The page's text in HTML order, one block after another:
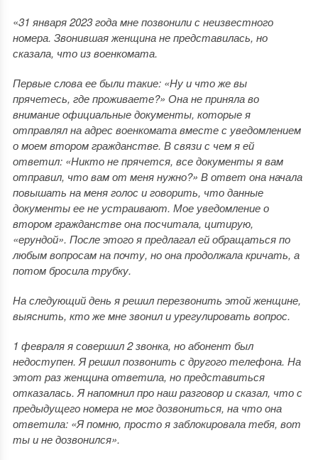
«31 января 2023 года мне позвонили с неизвестного
номера. Звонившая женщина не представилась, но
сказала, что из военкомата.
Первые слова ее были такие: «Ну и что же вы
прячетесь, где проживаете?» Она не приняла во
внимание официальные документы, которые я
отправлял на адрес военкомата вместе с уведомлением
о моем втором гражданстве. В связи с чем я ей
ответил: «Никто не прячется, все документы я вам
отправил, что вам от меня нужно?» В ответ она начала
повышать на меня голос и говорить, что данные
документы ее не устраивают. Мое уведомление о
втором гражданстве она посчитала, цитирую,
«ерундой». После этого я предлагал ей обращаться по
любым вопросам на почту, но она продолжала кричать, а
потом бросила трубку.
На следующий день я решил перезвонить этой женщине,
выяснить, кто же мне звонил и урегулировать вопрос.
1 февраля я совершил 2 звонка, но абонент был
недоступен. Я решил позвонить с другого телефона. На
этот раз женщина ответила, но представиться
отказалась. Я напомнил про наш разговор и сказал, что с
предыдущего номера не мог дозвониться, на что она
ответила: «Я помню, просто я заблокировала тебя, вот
ты и не дозвонился».